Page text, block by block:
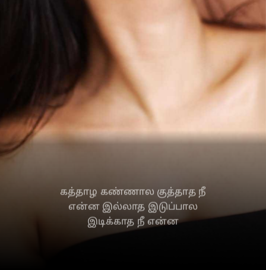
கத்தாழ கண்ணால குத்தாத நீ
என்ன இல்லாத இடுப்பால
இடிக்காத நீ என்ன